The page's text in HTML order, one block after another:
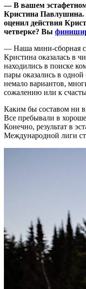
— В вашем эстафетном
Кристина
оценил действия
четверке? Вы
— Наша мини-сборная
Кристина оказалась в
находились в поиске
пары оказались в
немало вариантов,
сожалению или к
Каким бы составом ни
Все пребывали в
Конечно, результат в
Международной лиги